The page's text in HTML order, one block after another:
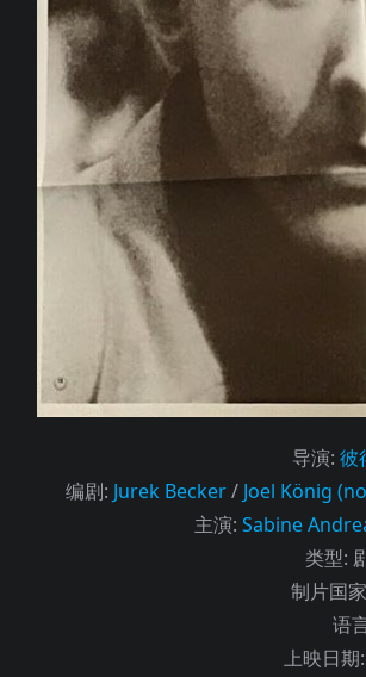
导演: 彼
编剧: Jurek Becker/ Joel König
主演: Sabine
类型:
制片国
语
上映日期: